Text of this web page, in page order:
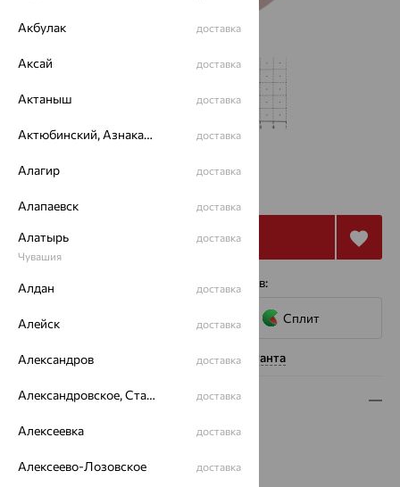
15 907
Купить
4 платежа по 3 977 с помощью сервисов:
Сплит
Нужна помощь консультанта
Описание
Вид изделия:
Металл:Золото
Акбулак доставка
Аксай доставка
Актаныш доставка
Актюбинский, Азнакаевский район доставка
Алагир доставка
Алапаевск доставка
Алатырь
Чувашия
доставка
Алдан доставка
Алейск доставка
Александров доставка
Александровское, Ставропольский край доставка
Алексеевка доставка
Алексеево-Лозовское доставка